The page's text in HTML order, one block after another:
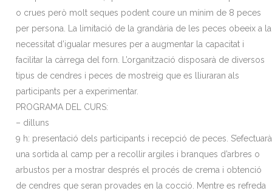
o crues però molt seques podent coure un mínim de 8 peces
per persona. La limitació de la grandària de les peces obeeix a la
necessitat d’igualar mesures per a augmentar la capacitat i
facilitar la càrrega del forn. L’organització disposarà de diversos
tipus de cendres i peces de mostreig que es lliuraran als
participants per a experimentar.
PROGRAMA DEL CURS:
– dilluns
9 h: presentació dels participants i recepció de peces. S’efectuarà
una sortida al camp per a recollir argiles i branques d’arbres o
arbustos per a mostrar després el procés de crema i obtenció
de cendres que seran provades en la cocció. Mentre es refreda